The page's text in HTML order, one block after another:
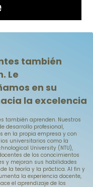
también
Le
en su
la excelencia
también aprenden. Nuestros
desarrollo profesional,
en la propia empresa y con
universitarios como la
University (NTU),
de los conocimientos
y mejoran sus habilidades
la teoría y la práctica. Al fin y
la experiencia docente,
el aprendizaje de los